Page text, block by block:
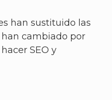
han sustituido las
cambiado por
SEO y